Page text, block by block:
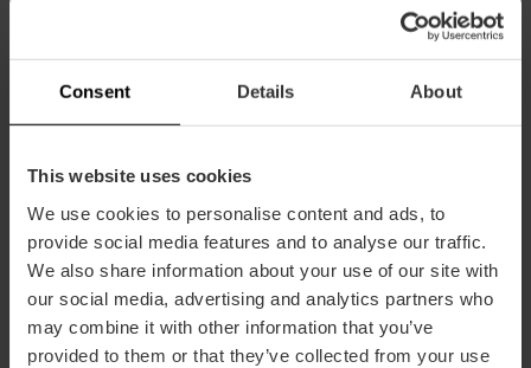
Consent Details About
This website uses cookies
We use cookies to personalise content and ads, to
provide social media features and to analyse our traffic.
We also share information about your use of our site with
our social media, advertising and analytics partners who
may combine it with other information that you’ve
provided to them or that they’ve collected from your use
10:00 – 13:30 uur / 16:00 – 19:00 uur Maandag tot
-20%
Hoe te arriveren
Metro